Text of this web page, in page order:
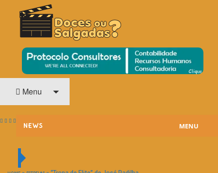
DOCES OU SALGADAS?
O Cinema? Uma Paixão!!
Menu
NEWS
PASSATEMPOS
MENU